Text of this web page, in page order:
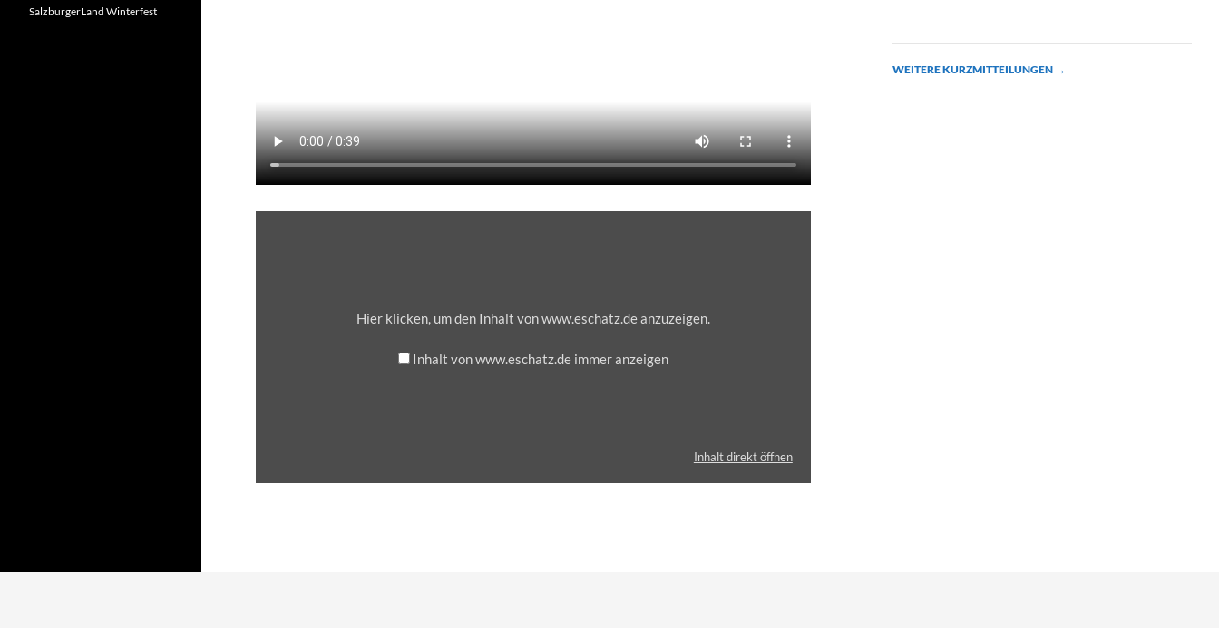
Hier klicken, um den Inhalt von www.eschatz.de anzuzeigen.
Inhalt von www.eschatz.de immer anzeigen
Inhalt direkt öffnen
WEITERE KURZMITTEILUNGEN →
SalzburgerLand Winterfest